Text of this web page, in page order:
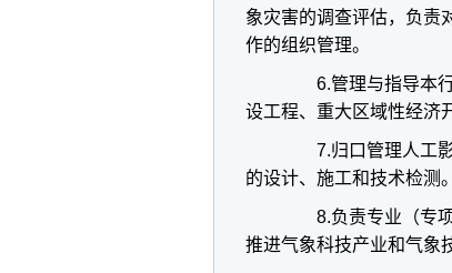
象灾害的调查评估，负责
作的组织管理。
6.管理与指导本行
设工程、重大区域性经济
7.归口管理人工影
的设计、施工和技术检测。
8.负责专业（专项
推进气象科技产业和气象